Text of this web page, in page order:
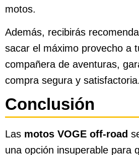
motos.
Además, recibirás
sacar el máximo provecho a
compañera de aventuras,
compra segura y satisfactoria.
Conclusión
Las motos VOGE off-road
una opción insuperable para